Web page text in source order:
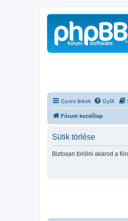
Gyors linkek GyIK
Fórum kezdőlap
Sütik törlése
Biztosan törölni akarod a